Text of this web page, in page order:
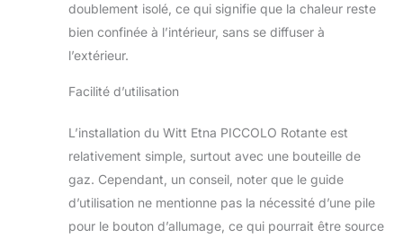
doublement isolé, ce qui signifie que la chaleur reste
bien confinée à l’intérieur, sans se diffuser à
l’extérieur.
Facilité d’utilisation
L’installation du Witt Etna PICCOLO Rotante est
relativement simple, surtout avec une bouteille de
gaz. Cependant, un conseil, noter que le guide
d’utilisation ne mentionne pas la nécessité d’une pile
pour le bouton d’allumage, ce qui pourrait être source